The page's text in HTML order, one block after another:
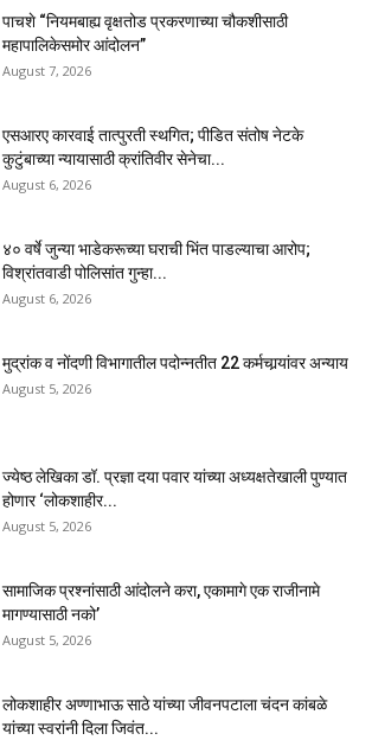
पाचशे “नियमबाह्य वृक्षतोड प्रकरणाच्या चौकशीसाठी
महापालिकेसमोर आंदोलन”
August 7, 2026
एसआरए कारवाई तात्पुरती स्थगित; पीडित संतोष नेटके
कुटुंबाच्या न्यायासाठी क्रांतिवीर सेनेचा...
August 6, 2026
४० वर्षे जुन्या भाडेकरूच्या घराची भिंत पाडल्याचा आरोप;
विश्रांतवाडी पोलिसांत गुन्हा...
August 6, 2026
मुद्रांक व नोंदणी विभागातील पदोन्नतीत 22 कर्मचार्‍यांवर अन्याय
August 5, 2026
ज्येष्ठ लेखिका डॉ. प्रज्ञा दया पवार यांच्या अध्यक्षतेखाली पुण्यात
होणार ‘लोकशाहीर...
August 5, 2026
सामाजिक प्रश्नांसाठी आंदोलने करा, एकामागे एक राजीनामे
मागण्यासाठी नको’
August 5, 2026
लोकशाहीर अण्णाभाऊ साठे यांच्या जीवनपटाला चंदन कांबळे
यांच्या स्वरांनी दिला जिवंत...